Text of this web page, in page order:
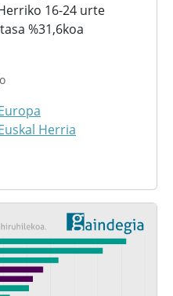
16-24 urte
%31,6koa
Herria